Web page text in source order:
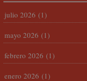
julio 2026 (1)
mayo 2026 (1)
febrero 2026 (1)
enero 2026 (1)